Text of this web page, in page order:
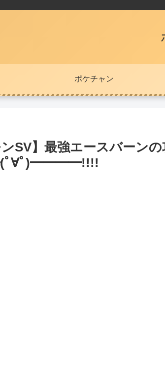
ポケチャン
ンSV】最強エースバーン
∀ﾟ)━━━━!!!!